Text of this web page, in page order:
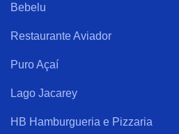
Bebelu
Restaurante Aviador
Puro Açaí
Lago Jacarey
HB Hamburgueria e Pizzaria